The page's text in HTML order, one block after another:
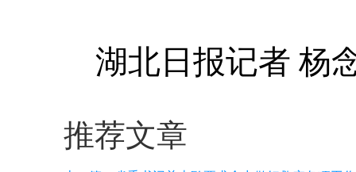
湖北日报记者 杨
推荐文章